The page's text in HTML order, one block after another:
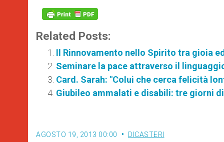
Related Posts:
Il Rinnovamento nello Spirito tra gioia
Seminare la pace attraverso il
Card. Sarah: "Colui che cerca felicità
Giubileo ammalati e disabili: tre giorni
AGOSTO 19, 2013 00:00 DICASTERI